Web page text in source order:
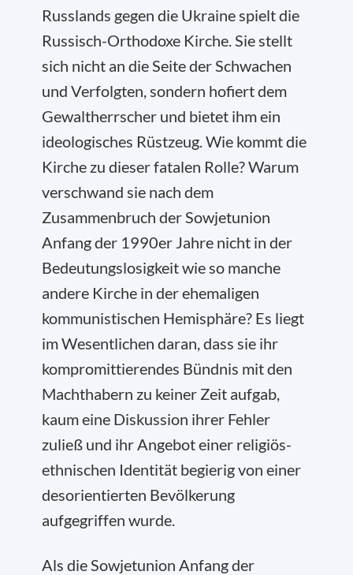
Russlands gegen die Ukraine spielt die
Russisch-Orthodoxe Kirche. Sie stellt
sich nicht an die Seite der Schwachen
und Verfolgten, sondern hofiert dem
Gewaltherrscher und bietet ihm ein
ideologisches Rüstzeug. Wie kommt die
Kirche zu dieser fatalen Rolle? Warum
verschwand sie nach dem
Zusammenbruch der Sowjetunion
Anfang der 1990er Jahre nicht in der
Bedeutungslosigkeit wie so manche
andere Kirche in der ehemaligen
kommunistischen Hemisphäre? Es liegt
im Wesentlichen daran, dass sie ihr
kompromittierendes Bündnis mit den
Machthabern zu keiner Zeit aufgab,
kaum eine Diskussion ihrer Fehler
zuließ und ihr Angebot einer religiös-
ethnischen Identität begierig von einer
desorientierten Bevölkerung
aufgegriffen wurde.
Als die Sowjetunion Anfang der